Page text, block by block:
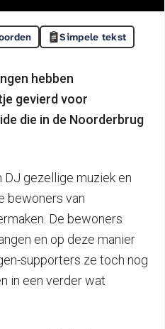
Simpele tekst
hebben
gevierd voor
die in de Noorderbrug
gezellige muziek en
bewoners van
De bewoners
en op deze manier
supporters ze toch nog
in een verder wat